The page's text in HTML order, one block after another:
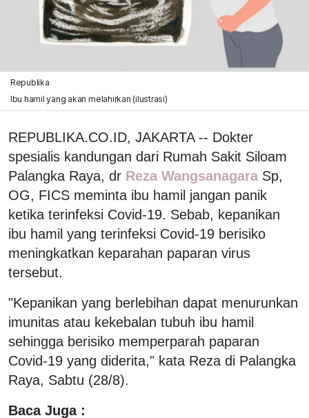
Republika
Ibu hamil yang akan melahirkan (ilustrasi)
REPUBLIKA.CO.ID, JAKARTA -- Dokter
spesialis kandungan dari Rumah Sakit Siloam
Palangka Raya, dr Reza Wangsanagara Sp,
OG, FICS meminta ibu hamil jangan panik
ketika terinfeksi Covid-19. Sebab, kepanikan
ibu hamil yang terinfeksi Covid-19 berisiko
meningkatkan keparahan paparan virus
tersebut.
"Kepanikan yang berlebihan dapat menurunkan
imunitas atau kekebalan tubuh ibu hamil
sehingga berisiko memperparah paparan
Covid-19 yang diderita," kata Reza di Palangka
Raya, Sabtu (28/8).
Baca Juga :